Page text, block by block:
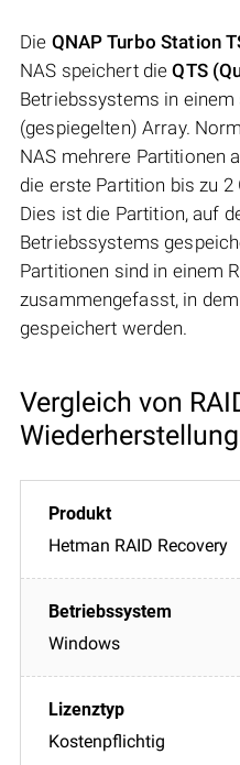
Die QNAP Turbo Station
NAS speichert dieQTS
Betriebssystems in einem
(gespiegelten) Array.
NAS mehrere Partitionen
die erste Partition bis zu 2
Dies ist die Partition, auf
Betriebssystems
Partitionen sind in einem
zusammengefasst, in
gespeichert werden.
Vergleich von
Hetman RAID Recovery
Windows
Kostenpflichtig